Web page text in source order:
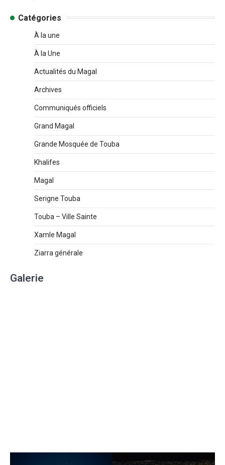
Catégories
À la une
À la Une
Actualités du Magal
Archives
Communiqués officiels
Grand Magal
Grande Mosquée de Touba
Khalifes
Magal
Serigne Touba
Touba – Ville Sainte
Xamle Magal
Ziarra générale
Galerie